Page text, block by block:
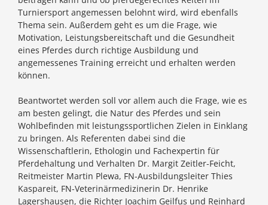
Turniersport angemessen belohnt wird, wird ebenfalls
Thema sein. Außerdem geht es um die Frage, wie
Motivation, Leistungsbereitschaft und die Gesundheit
eines Pferdes durch richtige Ausbildung und
angemessenes Training erreicht und erhalten werden
können.
Beantwortet werden soll vor allem auch die Frage, wie es
am besten gelingt, die Natur des Pferdes und sein
Wohlbefinden mit leistungssportlichen Zielen in Einklang
zu bringen. Als Referenten dabei sind die
Wissenschaftlerin, Ethologin und Fachexpertin für
Pferdehaltung und Verhalten Dr. Margit Zeitler-Feicht,
Reitmeister Martin Plewa, FN-Ausbildungsleiter Thies
Kaspareit, FN-Veterinärmedizinerin Dr. Henrike
Lagershausen, die Richter Joachim Geilfus und Reinhard